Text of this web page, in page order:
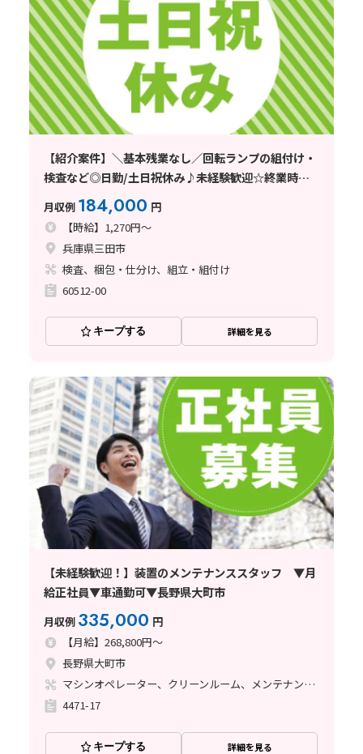
【紹介案件】＼基本残業なし／回転ランプの組付け・
検査など◎日勤/土日祝休み♪未経験歓迎☆終業時間
の相談可◎
月収例 184,000 円
【時給】1,270円～
兵庫県三田市
検査、梱包・仕分け、組立・組付け
60512-00
キープする 詳細を見る
【未経験歓迎！】装置のメンテナンススタッフ ▼月
給正社員▼車通勤可▼長野県大町市
月収例 335,000 円
【月給】268,800円～
長野県大町市
マシンオペレーター、クリーンルーム、メンテナンス・保全
4471-17
キープする 詳細を見る